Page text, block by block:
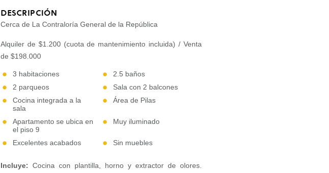
DESCRIPCIÓN
Cerca de La Contraloría General de la República
Alquiler de $1.200 (cuota de mantenimiento incluida) / Venta
de $198.000
3 habitaciones
2.5 baños
2 parqueos
Sala con 2 balcones
Cocina integrada a la
sala
Área de Pilas
Apartamento se ubica en
el piso 9
Muy iluminado
Excelentes acabados Sin muebles
Incluye: Cocina con plantilla, horno y extractor de olores.